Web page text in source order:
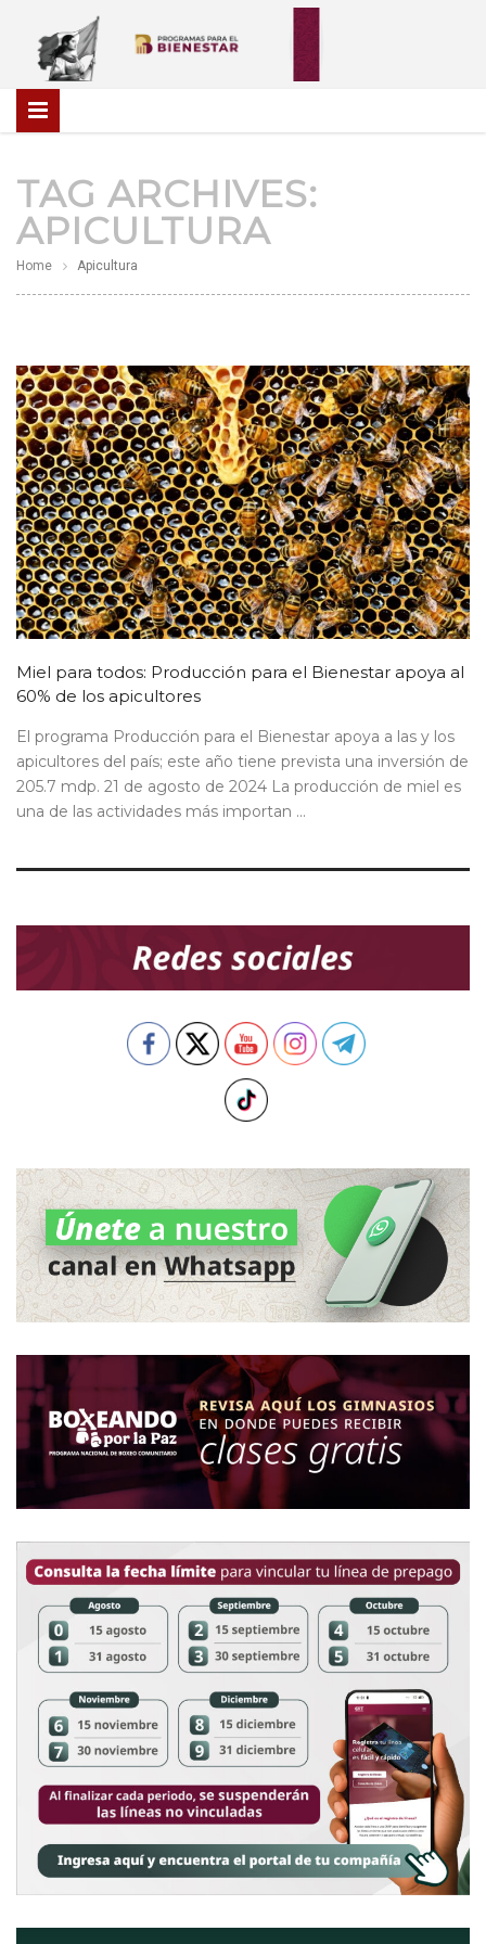
TAG ARCHIVES:
APICULTURA
Home Apicultura
Miel para todos: Producción para el Bienestar apoya al
60% de los apicultores
El programa Producción para el Bienestar apoya a las y los
apicultores del país; este año tiene prevista una inversión de
205.7 mdp. 21 de agosto de 2024 La producción de miel es
una de las actividades más importan ...